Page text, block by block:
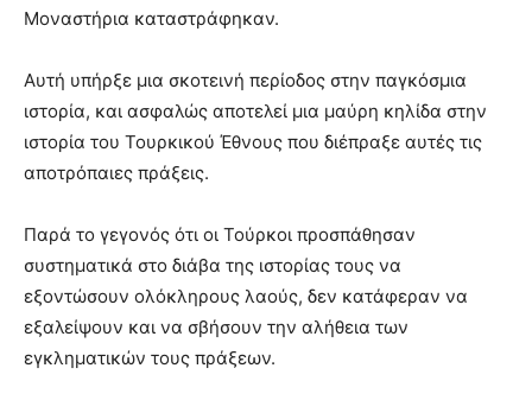
Μοναστήρια καταστράφηκαν.
Αυτή υπήρξε µια σκοτεινή περίοδος στην παγκόσµια
ιστορία, και ασφαλώς αποτελεί µια µαύρη κηλίδα στην
ιστορία του Τουρκικού Έθνους που διέπραξε αυτές τις
αποτρόπαιες πράξεις.
Παρά το γεγονός ότι οι Τούρκοι προσπάθησαν
συστηµατικά στο διάβα της ιστορίας τους να
εξοντώσουν ολόκληρους λαούς, δεν κατάφεραν να
εξαλείψουν και να σβήσουν την αλήθεια των
εγκληµατικών τους πράξεων.